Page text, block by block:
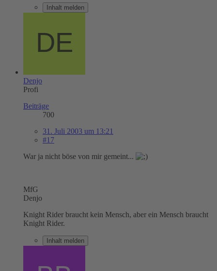
Inhalt melden
Denjo
Profi
Beiträge
700
31. Juli 2003 um 13:21
#17
War ja nicht böse von mir gemeint...
MfG
Denjo
Knight Rider braucht kein Mensch, aber ein Mensch braucht
Knight Rider.
Inhalt melden